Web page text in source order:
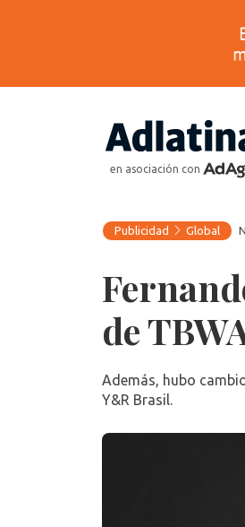
en asociación con
Publicidad Global
de
Además, hubo
Y&R Brasil.